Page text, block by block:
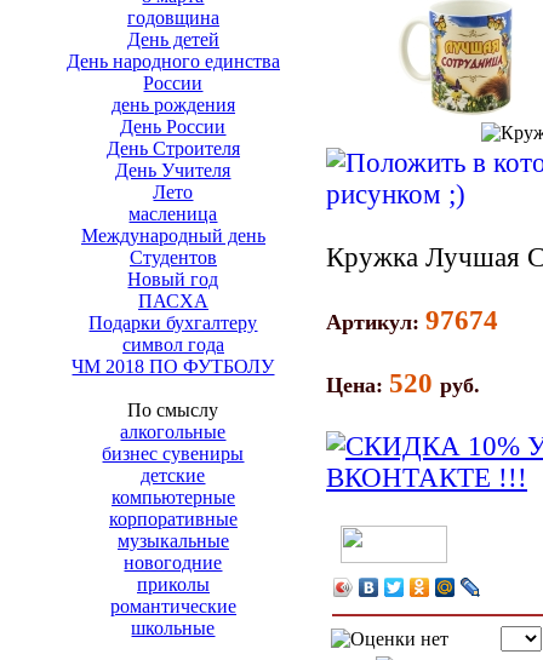
годовщина
День детей
День народного единства
России
день рождения
День России
День Строителя
День Учителя
Лето
масленица
Международный день
Студентов
Новый год
ПАСХА
Подарки бухгалтеру
символ года
ЧМ 2018 ПО ФУТБОЛУ
По смыслу
алкогольные
бизнес сувениры
детские
компьютерные
корпоративные
музыкальные
новогодние
приколы
романтические
школьные
Кружка Лучшая
Артикул: 97674
Цена: 520 руб.